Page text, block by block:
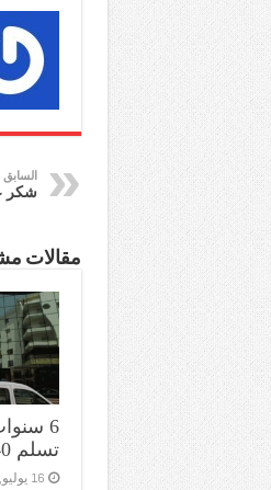
السابق
شكر
مقالات
6
تسلم 40 مليونا رشوة
16 يوليو,2023